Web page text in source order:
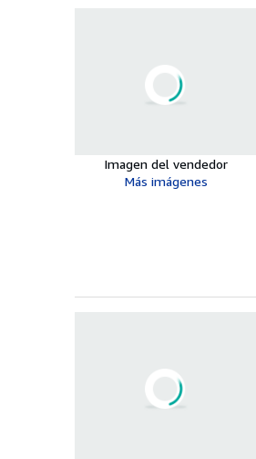
Imagen del vendedor
Más imágenes